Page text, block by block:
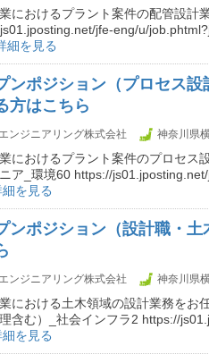
におけるプラント案件の配管設計
jfe-eng/u/
細を見る
ンポジション（プロセス
方はこちら
ンジニアリング株式会社 神奈川県
におけるプラント案件のプロセス
ア_環境60 https://
細を見る
ンポジション（設計職・
ンジニアリング株式会社 神奈川県
における土木領域の設計業務をお
含む）_社会インフラ2 https://
細を見る